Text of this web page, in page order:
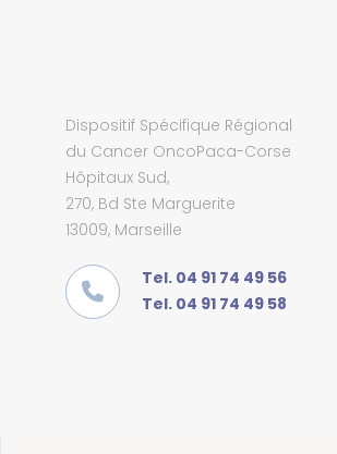
Dispositif Spécifique Régional
du Cancer OncoPaca-Corse
Hôpitaux Sud,
270, Bd Ste Marguerite
13009, Marseille
Tel. 04 91 74 49 56
Tel. 04 91 74 49 58